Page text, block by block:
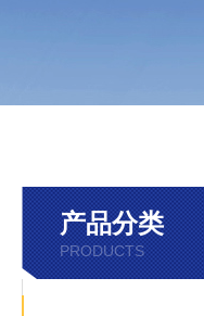
产品分类
PRODUCTS